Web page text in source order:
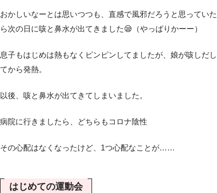
おかしいなーとは思いつつも、直感で風邪だろうと思っていた
ら次の日に咳と鼻水が出てきました😪（やっぱりかーー）
息子もはじめは熱もなくピンピンしてましたが、娘が咳しだし
てから発熱。
以後、咳と鼻水が出てきてしまいました。
病院に行きましたら、どちらもコロナ陰性
その心配はなくなったけど、1つ心配なことが……
はじめての運動会